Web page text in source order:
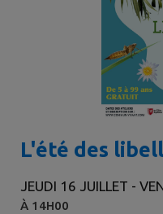
L'été des
JEUDI 16 JUILLET -
À 14H00